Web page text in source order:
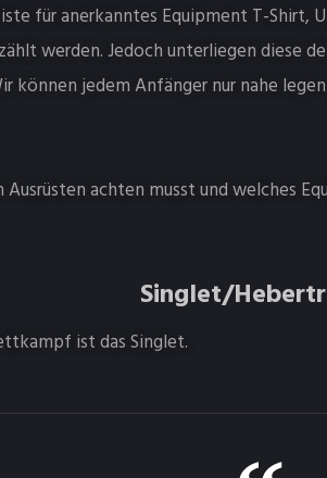
für anerkanntes Equipment T-Shirt,
werden. Jedoch unterliegen diese
können jedem Anfänger nur nahe
achten musst und welches
Singlet/
ist das Singlet.